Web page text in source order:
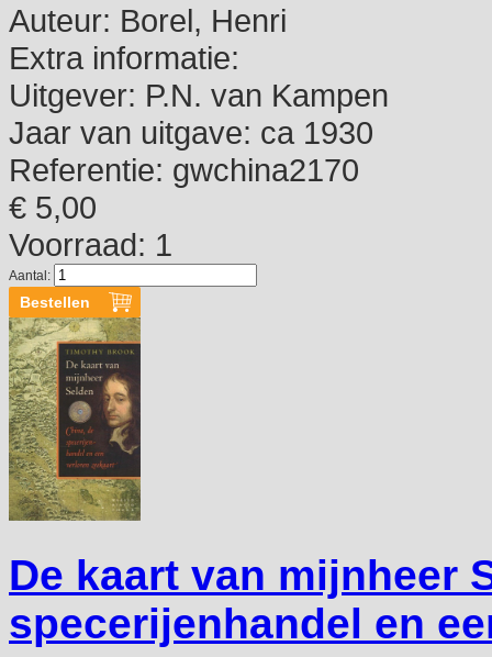
Auteur: Borel, Henri
Extra informatie:
Uitgever: P.N. van Kampen
Jaar van uitgave: ca 1930
Referentie: gwchina2170
€ 5,00
Voorraad: 1
Aantal:
De kaart van mijnheer
specerijenhandel en